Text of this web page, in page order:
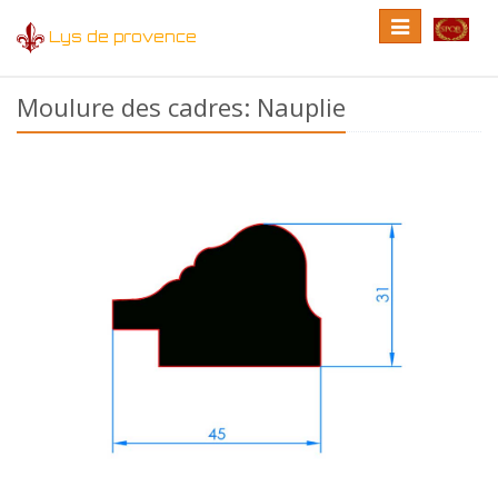
Lys de provence
Toggle
language
Toggle
navigation
Moulure des cadres: Nauplie